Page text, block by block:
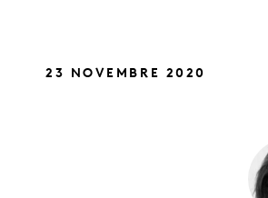
23 NOVEMBRE 2020